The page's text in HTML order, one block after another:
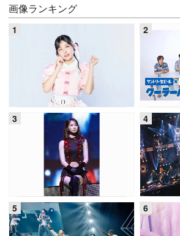
画像ランキング